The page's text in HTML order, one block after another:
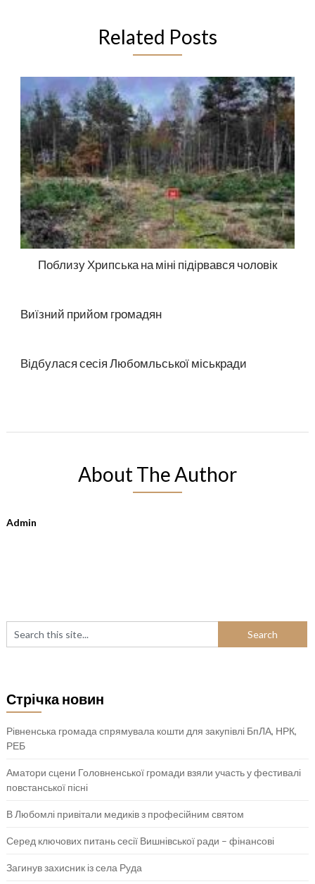
Related Posts
Поблизу Хрипська на міні підірвався чоловік
Виїзний прийом громадян
Відбулася сесія Любомльської міськради
About The Author
Admin
Стрічка новин
Рівненська громада спрямувала кошти для закупівлі БпЛА, НРК,
РЕБ
Аматори сцени Головненської громади взяли участь у фестивалі
повстанської пісні
В Любомлі привітали медиків з професійним святом
Серед ключових питань сесії Вишнівської ради – фінансові
Загинув захисник із села Руда